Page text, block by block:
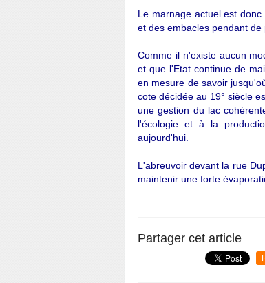
Le marnage actuel est
et des embacles pendant de
Comme il n'existe aucun
et que l'Etat continue de
en mesure de savoir
cote décidée au 19° siècle
une gestion du lac
l'écologie et à la
aujourd'hui.
L'abreuvoir devant la rue
maintenir une forte
Partager cet article